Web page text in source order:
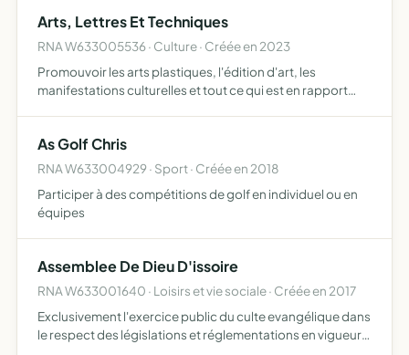
Arts, Lettres Et Techniques
RNA W633005536 · Culture · Créée en 2023
Promouvoir les arts plastiques, l'édition d'art, les
manifestations culturelles et tout ce qui est en rapport
As Golf Chris
RNA W633004929 · Sport · Créée en 2018
Participer à des compétitions de golf en individuel ou en
équipes
Assemblee De Dieu D'issoire
RNA W633001640 · Loisirs et vie sociale · Créée en 2017
Exclusivement l'exercice public du culte evangélique dans
le respect des législations et réglementations en vigueur